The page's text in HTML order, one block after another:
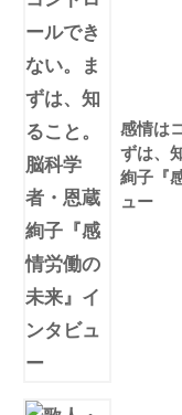
感情は
ずは、
絢子『
ュー